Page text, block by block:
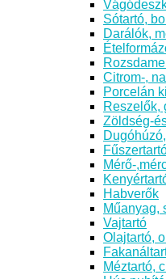
Sótartó,
Darálók,
Citrom-,
Porcelán
Reszelők,
Zöldség-
Mérő-
Habverők
Műanyag,
Vajtartó
Olajtartó,
Méztartó,